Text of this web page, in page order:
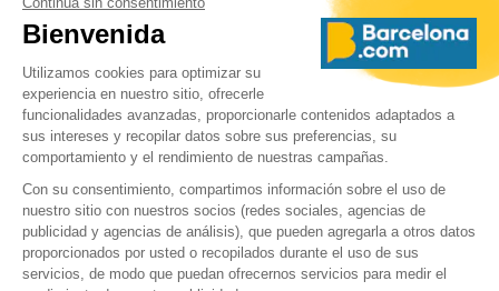
Mapa del Estadio Camp Nou: ¿dónde está el
Dirección:Carrer d'Arístides Maillol 08028, Barcelona,
España
¿Cómo llegar en transporte público?
Líneas de autobús: 7, 15, 43, 67, 68, 74, 75, L12, L50, L60,
L62.
Metro: línea 3 (bajar en Maria Cristina o Les Corts) y línea
5 (bajar en Collblanc o Badal)